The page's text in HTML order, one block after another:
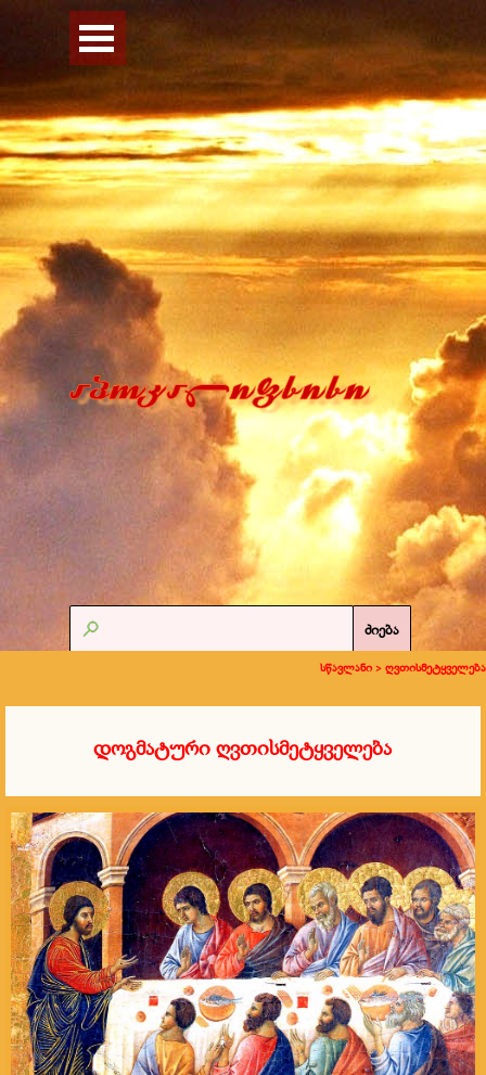
Перейти к контенту
Пропустить меню
ძიება
სწავლანი > ღვთისმეტყველება
დოგმატური ღვთისმეტყველება